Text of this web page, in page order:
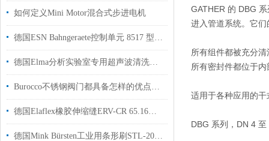
如何定义Mini Motor混合式步进电机
德国ESN Bahngeraete控制单元 8517 型用于桅杆式分离器等设备的电源控制
德国Elma分析实验室专用超声波清洗机P180H国内代理现货
Burocco不锈钢阀门都具备怎样的优点和特性？
德国Elaflex橡胶伸缩缝ERV-CR 65.16安装注意事项
德国Mink Bürsten工业用条形刷STL-2000用于工业制造行业使用
GATHER 的 DBG
进入管道系统。它
所有组件都被充分
所有密封件都位于
适用于各种应用的
DBG 系列，DN 4 至